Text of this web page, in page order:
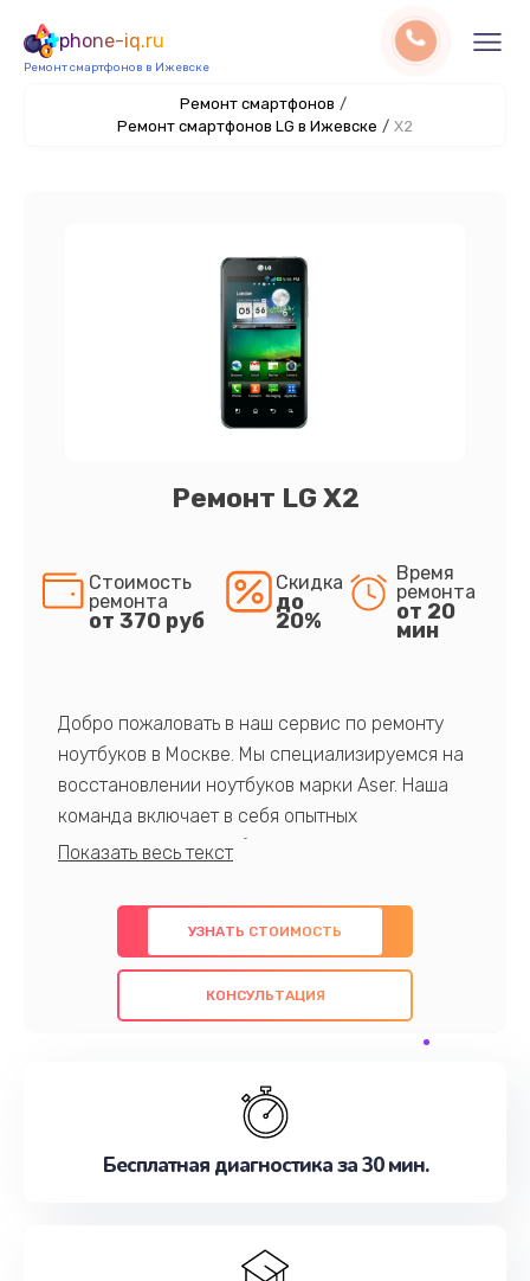
phone-iq.ru
Ремонт смартфонов в Ижевске
Ремонт смартфонов /
Ремонт смартфонов LG в Ижевске / X2
Ремонт LG X2
Стоимость
ремонта
от 370 руб
Скидка
до
20%
Время
ремонта
от 20
мин
Добро пожаловать в наш сервис по ремонту
ноутбуков в Москве. Мы специализируемся на
восстановлении ноутбуков марки Aser. Наша
команда включает в себя опытных
профессионалов с обширными знаниями и
предлагаем быстрый и качественный ремонт с
использованием оригинальных компонентов, а
также гарантируем качество всех
проведенных работ. Наша цель - предоставить
наилучшим образом. Не медлите записаться на
УЗНАТЬ СТОИМОСТЬ
КОНСУЛЬТАЦИЯ
Бесплатная диагностика за 30 мин.